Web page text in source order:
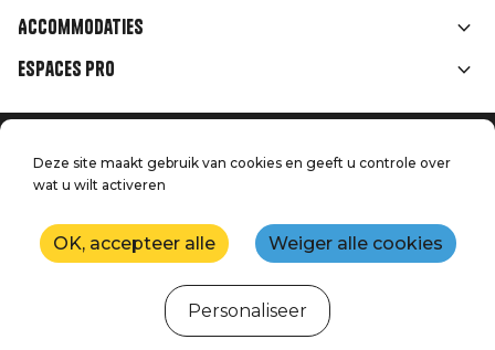
Accommodaties
Espaces Pro
Menu
de
Home
Juridische informatie
Druk op
Neem contact met ons op
Kaart
Productie: StudioJuillet
Deze site maakt gebruik van cookies en geeft u controle over
wat u wilt activeren
OK, accepteer alle Weiger alle cookies
Personaliseer